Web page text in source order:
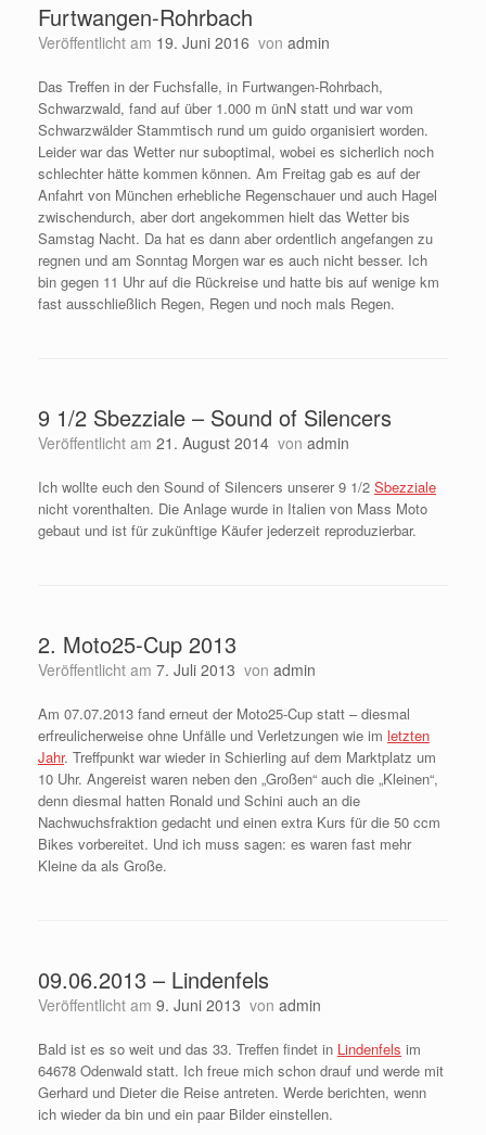
Furtwangen-Rohrbach
Veröffentlicht am 19. Juni 2016 von admin
Das Treffen in der Fuchsfalle, in Furtwangen-Rohrbach,
Schwarzwald, fand auf über 1.000 m ünN statt und war vom
Schwarzwälder Stammtisch rund um guido organisiert worden.
Leider war das Wetter nur suboptimal, wobei es sicherlich noch
schlechter hätte kommen können. Am Freitag gab es auf der
Anfahrt von München erhebliche Regenschauer und auch Hagel
zwischendurch, aber dort angekommen hielt das Wetter bis
Samstag Nacht. Da hat es dann aber ordentlich angefangen zu
regnen und am Sonntag Morgen war es auch nicht besser. Ich
bin gegen 11 Uhr auf die Rückreise und hatte bis auf wenige km
fast ausschließlich Regen, Regen und noch mals Regen.
9 1/2 Sbezziale – Sound of Silencers
Veröffentlicht am 21. August 2014 von admin
Ich wollte euch den Sound of Silencers unserer 9 1/2 Sbezziale
nicht vorenthalten. Die Anlage wurde in Italien von Mass Moto
gebaut und ist für zukünftige Käufer jederzeit reproduzierbar.
2. Moto25-Cup 2013
Veröffentlicht am 7. Juli 2013 von admin
Am 07.07.2013 fand erneut der Moto25-Cup statt – diesmal
erfreulicherweise ohne Unfälle und Verletzungen wie im letzten
Jahr. Treffpunkt war wieder in Schierling auf dem Marktplatz um
10 Uhr. Angereist waren neben den „Großen“ auch die „Kleinen“,
denn diesmal hatten Ronald und Schini auch an die
Nachwuchsfraktion gedacht und einen extra Kurs für die 50 ccm
Bikes vorbereitet. Und ich muss sagen: es waren fast mehr
Kleine da als Große.
09.06.2013 – Lindenfels
Veröffentlicht am 9. Juni 2013 von admin
Bald ist es so weit und das 33. Treffen findet in Lindenfels im
64678 Odenwald statt. Ich freue mich schon drauf und werde mit
Gerhard und Dieter die Reise antreten. Werde berichten, wenn
ich wieder da bin und ein paar Bilder einstellen.